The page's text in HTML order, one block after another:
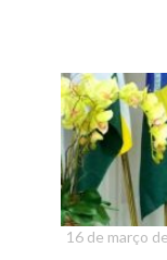
16 de março